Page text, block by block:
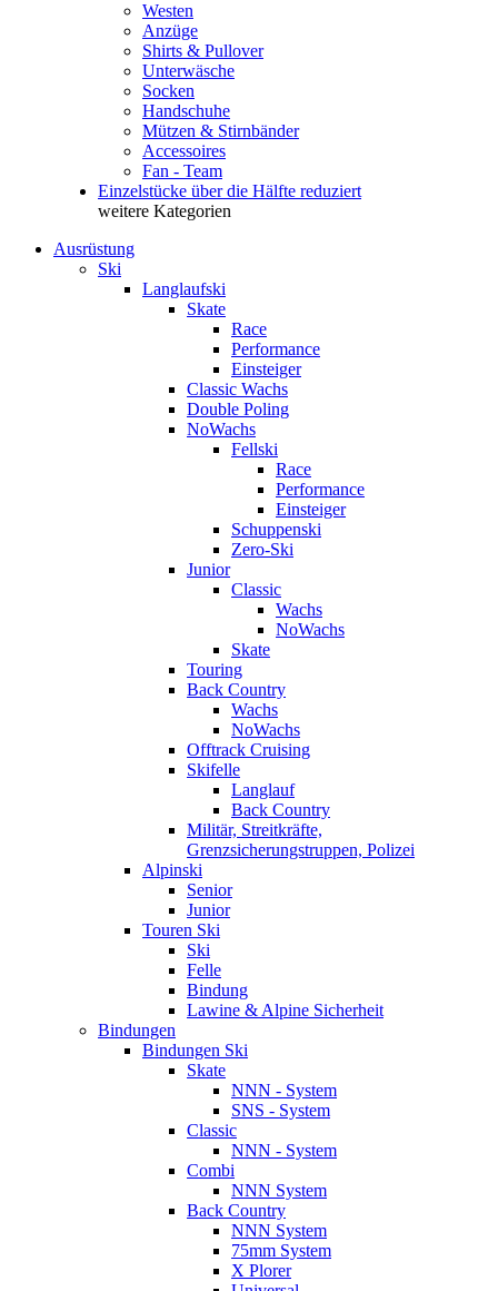
Westen
Anzüge
Shirts & Pullover
Unterwäsche
Socken
Handschuhe
Mützen & Stirnbänder
Accessoires
Fan - Team
Einzelstücke über die Hälfte reduziert
weitere Kategorien
Ausrüstung
Ski
Langlaufski
Skate
Race
Performance
Einsteiger
Classic Wachs
Double Poling
NoWachs
Fellski
Race
Performance
Einsteiger
Schuppenski
Zero-Ski
Junior
Classic
Wachs
NoWachs
Skate
Touring
Back Country
Wachs
NoWachs
Offtrack Cruising
Skifelle
Langlauf
Back Country
Militär, Streitkräfte,
Grenzsicherungstruppen, Polizei
Alpinski
Senior
Junior
Touren Ski
Ski
Felle
Bindung
Lawine & Alpine Sicherheit
Bindungen
Bindungen Ski
Skate
NNN - System
SNS - System
Classic
NNN - System
Combi
NNN System
Back Country
NNN System
75mm System
X Plorer